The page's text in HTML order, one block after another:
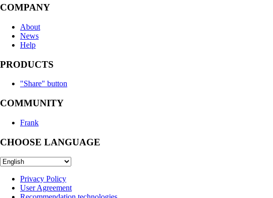
COMPANY
About
News
Help
PRODUCTS
"Share" button
COMMUNITY
Frank
CHOOSE LANGUAGE
Privacy Policy
User Agreement